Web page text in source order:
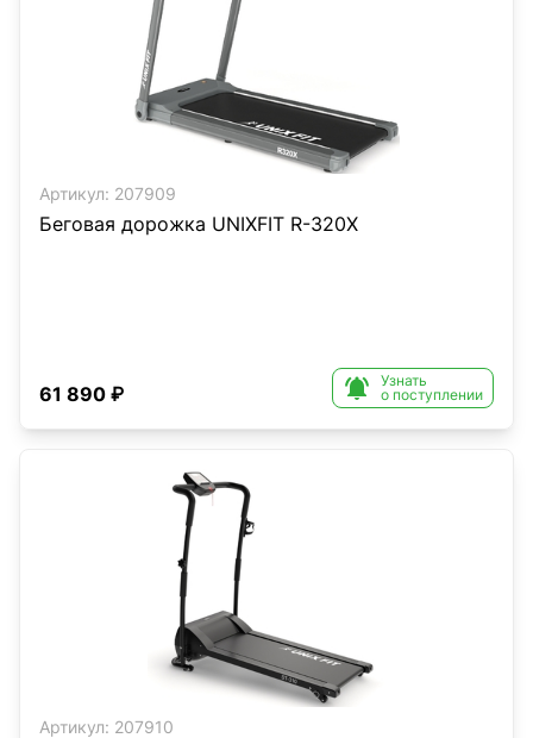
Артикул: 207909
Беговая дорожка UNIXFIT R-320X
61 890 ₽ 
Узнать
о поступлении
Артикул: 207910